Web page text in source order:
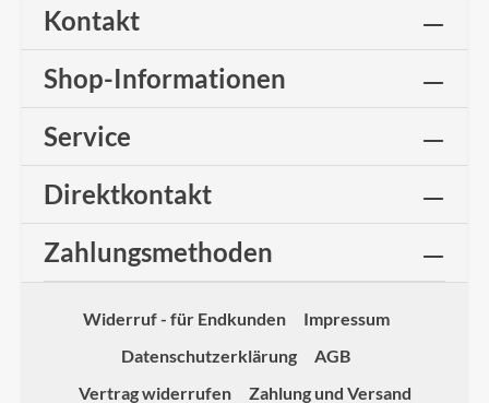
Kontakt
Shop-Informationen
Service
Direktkontakt
Zahlungsmethoden
Widerruf - für Endkunden
Impressum
Datenschutzerklärung
AGB
Vertrag widerrufen
Zahlung und Versand